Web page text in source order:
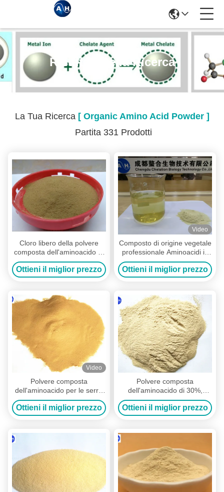
Risultati Della Ricerca
La Tua Ricerca [ Organic Amino Acid Powder ]
Partita 331 Prodotti
Cloro libero della polvere
composta dell'aminoacido di
aa 40 con la fonte animale
per la patata
Ottieni il miglior prezzo
Video
Composto di origine vegetale
professionale Aminoacidi in
polvere 70% concime
biologico
Ottieni il miglior prezzo
Video
Polvere composta
dell'aminoacido per le serre
degli ortaggi da frutto
Ottieni il miglior prezzo
Polvere composta
dell'aminoacido di 30%,
polvere dell'aminoacido per i
raccolti di piante
Ottieni il miglior prezzo